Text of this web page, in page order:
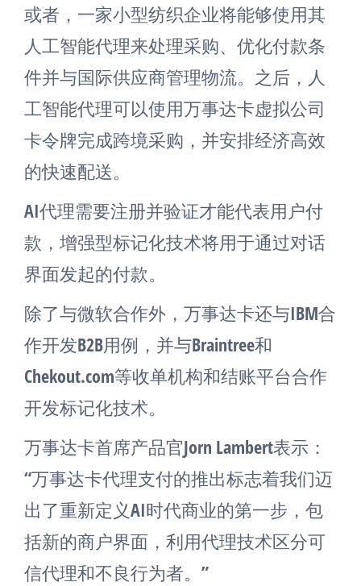
或者，一家小型纺织企业将能够使用其
人工智能代理来处理采购、优化付款条
件并与国际供应商管理物流。之后，人
工智能代理可以使用万事达卡虚拟公司
卡令牌完成跨境采购，并安排经济高效
的快速配送。
AI代理需要注册并验证才能代表用户付
款，增强型标记化技术将用于通过对话
界面发起的付款。
除了与微软合作外，万事达卡还与IBM合
作开发B2B用例，并与Braintree和
Chekout.com等收单机构和结账平台合作
开发标记化技术。
万事达卡首席产品官Jorn Lambert表示：
“万事达卡代理支付的推出标志着我们迈
出了重新定义AI时代商业的第一步，包
括新的商户界面，利用代理技术区分可
信代理和不良行为者。”